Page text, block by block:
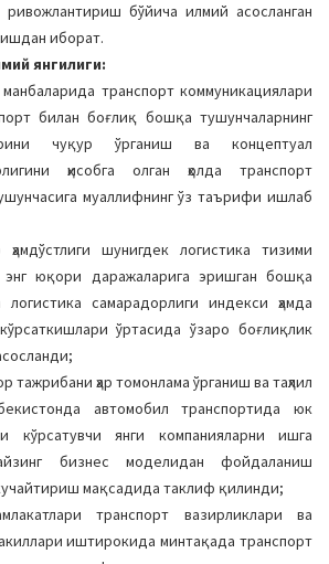
ривожлантириш бўйича илмий асосланган
иборат.
янгилиги:
транспорт коммуникациялари
билан боғлиқ бошқа тушунчаларнинг
чуқур ўрганиш ва концептуал
ҳисобга олган ҳолда транспорт
муаллифнинг ўз таърифи ишлаб
шунигдек логистика тизими
энг юқори даражаларига эришган бошқа
самарадорлиги индекси ҳамда
ўртасида ўзаро боғлиқлик
тажрибани ҳар томонлама ўрганиш ва таҳлил
автомобил транспортида юк
кўрсатувчи янги компанияларни ишга
бизнес моделидан фойдаланиш
мақсадида таклиф қилинди;
транспорт вазирликлари ва
иштирокида минтақада транспорт